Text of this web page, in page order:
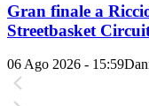
Gran finale a
Streetbasket
06 Ago 2026 - 15:59